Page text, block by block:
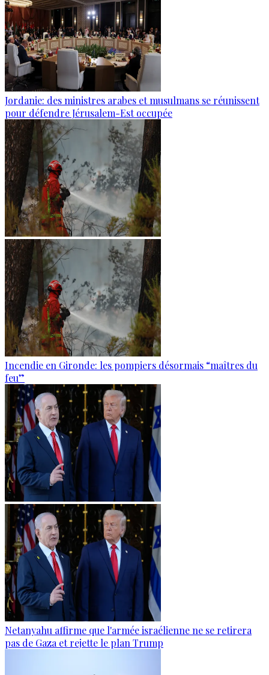
Jordanie: des ministres arabes et musulmans se réunissent
pour défendre Jérusalem-Est occupée
Incendie en Gironde: les pompiers désormais “maîtres du
feu”
Netanyahu affirme que l'armée israélienne ne se retirera
pas de Gaza et rejette le plan Trump